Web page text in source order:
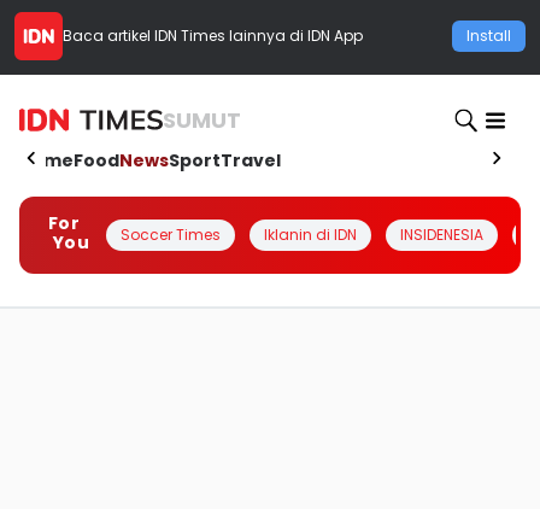
Baca artikel IDN Times lainnya di IDN App Install
SUMUT
HomeFoodNewsSportTravel
For
You
Soccer Times Iklanin di IDN INSIDENESIA